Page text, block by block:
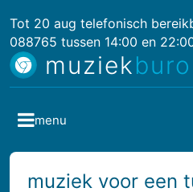
Tot 20 aug telefonisch
088765 tussen 14:00 en
muziek
muziek voor een
menu